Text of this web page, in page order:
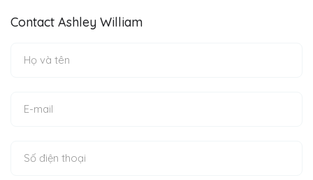
Contact Ashley William